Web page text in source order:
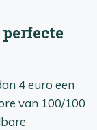
4 euro een
van 100/100